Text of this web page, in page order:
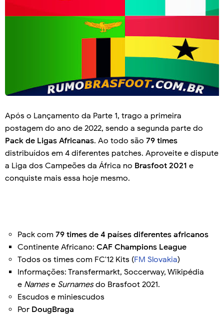
Após o Lançamento da Parte 1, trago a primeira
postagem do ano de 2022, sendo a segunda parte do
Pack de Ligas Africanas. Ao todo são 79 times
distribuídos em 4 diferentes patches. Aproveite e dispute
a Liga dos Campeões da África no Brasfoot 2021 e
conquiste mais essa hoje mesmo.
Pack com 79 times de 4 países diferentes africanos
Continente Africano: CAF Champions League
Todos os times com FC'12 Kits (FM Slovakia)
Informações: Transfermarkt, Soccerway, Wikipédia
e Namese Surnamesdo Brasfoot 2021.
Escudos e miniescudos
Por DougBraga